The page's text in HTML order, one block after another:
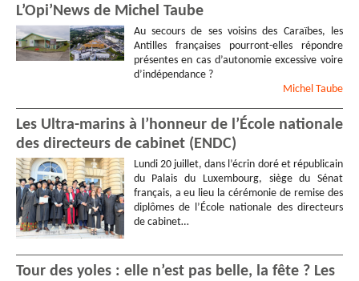
L’Opi’News de Michel Taube
Au secours de ses voisins des Caraïbes, les
Antilles françaises pourront-elles répondre
présentes en cas d’autonomie excessive voire
d’indépendance ?
Michel Taube
Les Ultra-marins à l’honneur de l’École nationale
des directeurs de cabinet (ENDC)
Lundi 20 juillet, dans l’écrin doré et républicain
du Palais du Luxembourg, siège du Sénat
français, a eu lieu la cérémonie de remise des
diplômes de l’École nationale des directeurs
de cabinet…
Tour des yoles : elle n’est pas belle, la fête ? Les